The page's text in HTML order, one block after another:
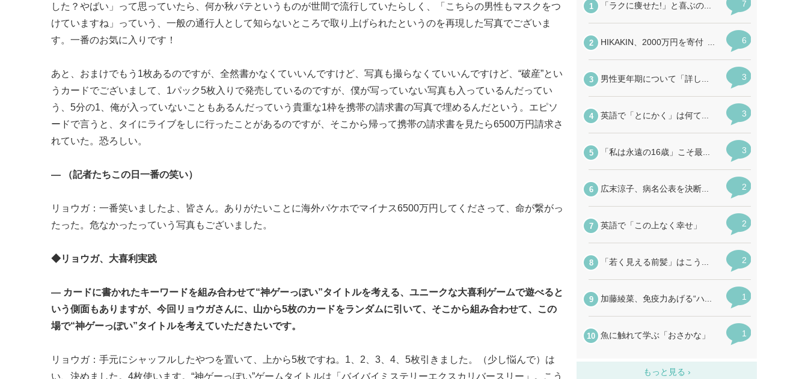
した？やばい」って思っていたら、何か秋バテというものが世間で流行していたらしく、「こちらの男性もマスクをつ
けていますね」っていう、一般の通行人として知らないところで取り上げられたというのを再現した写真でございま
す。一番のお気に入りです！
あと、おまけでもう1枚あるのですが、全然書かなくていいんですけど、写真も撮らなくていいんですけど、“破産”とい
うカードでございまして、1パック5枚入りで発売しているのですが、僕が写っていない写真も入っているんだってい
う、5分の1、俺が入っていないこともあるんだっていう貴重な1枠を携帯の請求書の写真で埋めるんだという。エピソ
ードで言うと、タイにライブをしに行ったことがあるのですが、そこから帰って携帯の請求書を見たら6500万円請求さ
れていた。恐ろしい。
― （記者たちこの日一番の笑い）
リョウガ：一番笑いましたよ、皆さん。ありがたいことに海外パケホでマイナス6500万円してくださって、命が繋がっ
たった。危なかったっていう写真もございました。
◆リョウガ、大喜利実践
― カードに書かれたキーワードを組み合わせて“神ゲーっぽい”タイトルを考える、ユニークな大喜利ゲームで遊べると
いう側面もありますが、今回リョウガさんに、山から5枚のカードをランダムに引いて、そこから組み合わせて、この
場で“神ゲーっぽい”タイトルを考えていただきたいです。
リョウガ：手元にシャッフルしたやつを置いて、上から5枚ですね。1、2、3、4、5枚引きました。（少し悩んで）は
い、決めました。4枚使います。“神ゲーっぽい”ゲームタイトルは「バイバイミステリーエクスカリバースリー」。こう